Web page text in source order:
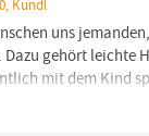
Kundl
uns
gehört leichte
mit dem Kind
Person, die mich
für mich habe.